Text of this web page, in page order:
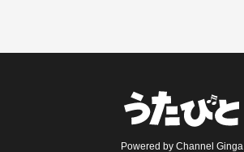
Powered by Channel Ginga